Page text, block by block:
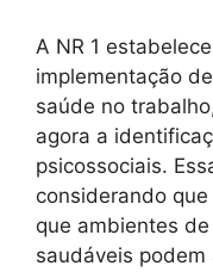
A NR 1
implementação
saúde no
agora a
psicossociais.
considerando
que ambientes
saudáveis